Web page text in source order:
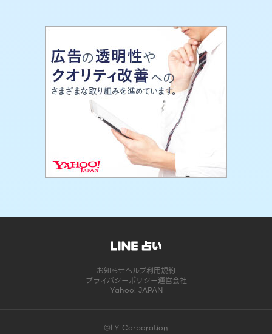
お知らせヘルプ利用規約
プライバシーポリシー運営会社
Yahoo! JAPAN
©LY Corporation